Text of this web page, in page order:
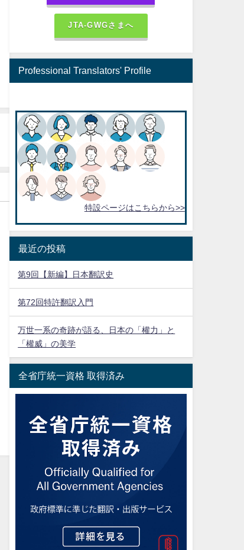
JTA-GWGさまへ
Professional Translators' Profile
特設ページはこちらから>>
最近の投稿
第9回【新編】日本翻訳史
第72回特許翻訳入門
万世一系の奇跡が語る、日本の「權力」と
「權威」の美学
全省庁統一資格 取得済み